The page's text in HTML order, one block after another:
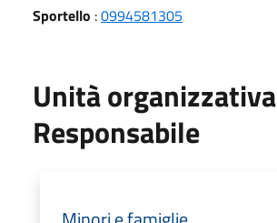
Sportello :0994581305
Unità organizzativa
Responsabile